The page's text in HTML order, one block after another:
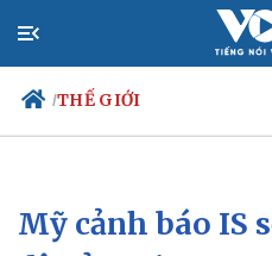
/THẾ GIỚI
Chính trị
Mỹ cảnh báo IS